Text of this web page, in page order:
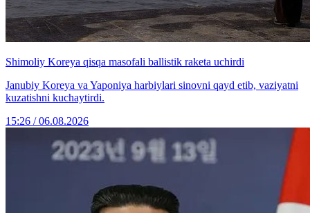
Shimoliy Koreya qisqa masofali ballistik raketa uchirdi
Janubiy Koreya va Yaponiya harbiylari sinovni qayd etib, vaziyatni
kuzatishni kuchaytirdi.
15:26 / 06.08.2026